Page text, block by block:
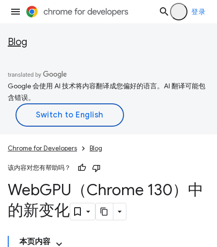
登录
Blog
Google 会使用 AI 技术将内容翻译成您偏好的语言。AI 翻译可能包
含错误。
Chrome for Developers Blog
该内容对您有帮助吗？
WebGPU（Chrome 130）中
的新变化
本页内容